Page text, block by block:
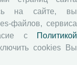
на сайте, вы
файлов, сервиса
с
Политикой
cookies Вы